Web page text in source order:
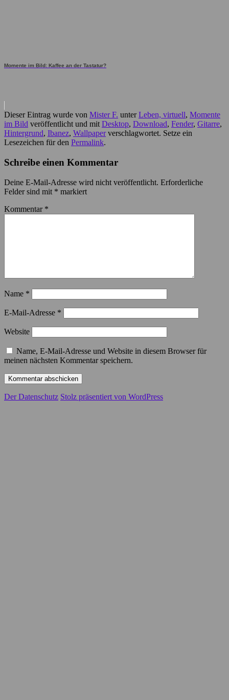
Momente im Bild: Kaffee an der Tastatur?
Dieser Eintrag wurde von Mister F. unterLeben, virtuell, Momente
im Bild veröffentlicht und mit Desktop, Download, Fender, Gitarre,
Hintergrund, Ibanez, Wallpaperverschlagwortet. Setze ein
Lesezeichen für den Permalink.
Schreibe einen Kommentar
Deine E-Mail-Adresse wird nicht veröffentlicht. Erforderliche
Felder sind mit * markiert
Kommentar *
Name *
E-Mail-Adresse *
Website
Name, E-Mail-Adresse und Website in diesem Browser für
meinen nächsten Kommentar speichern.
Der Datenschutz Stolz präsentiert von WordPress